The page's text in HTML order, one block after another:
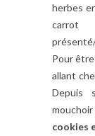
herbes
Pour
allant
Depuis
cookies